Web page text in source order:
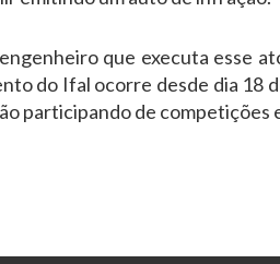
que executa esse
do Ifal ocorre desde dia 18
participando de competições